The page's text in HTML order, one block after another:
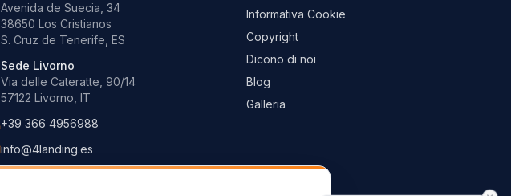
Avenida de Suecia, 34
38650 Los Cristianos
S. Cruz de Tenerife, ES
Sede Livorno
Via delle Cateratte, 90/14
57122 Livorno, IT
+39 366 4956988
info@4landing.es
Informativa Cookie
Copyright
Dicono di noi
Blog
Galleria